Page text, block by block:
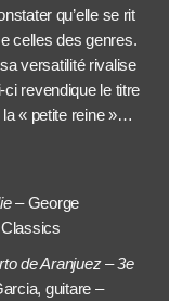
qu’elle se rit
celles des genres.
versatilité rivalise
revendique le titre
« petite reine »…
– George
de Aranjuez – 3e
guitare –